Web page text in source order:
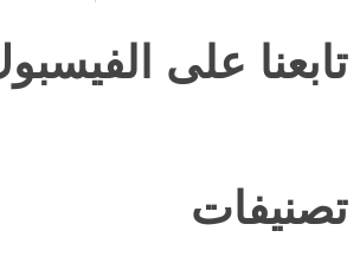
تابعنا على
تصنيفات